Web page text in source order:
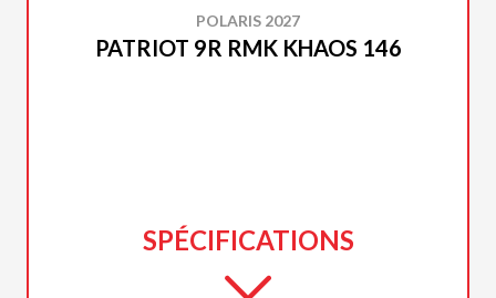
POLARIS 2027
PATRIOT 9R RMK KHAOS 146
SPÉCIFICATIONS